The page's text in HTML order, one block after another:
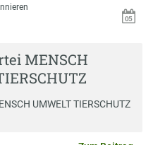
MENSCH
UMWELT TIERSCHUTZ